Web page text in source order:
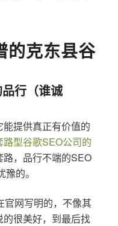
的克东县谷
行（谁诚
提供真正有价值的
路型谷歌SEO公司的
，品行不端的SEO
的。
官网写明的，不像其
很美好，到最后找